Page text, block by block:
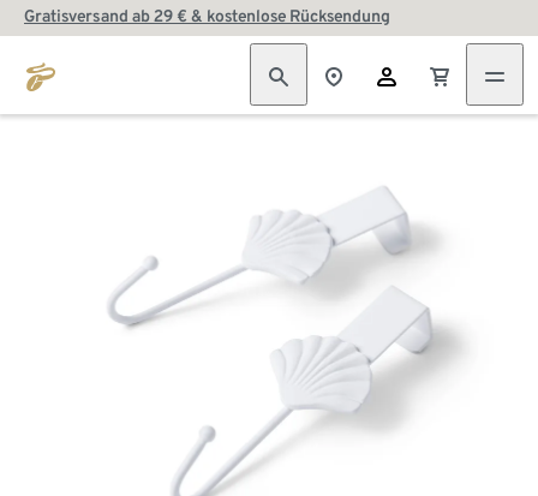
Gratisversand ab 29 € & kostenlose Rücksendung